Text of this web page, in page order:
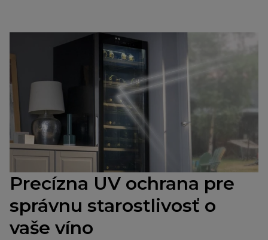
Precízna UV ochrana pre
správnu starostlivosť o
vaše víno